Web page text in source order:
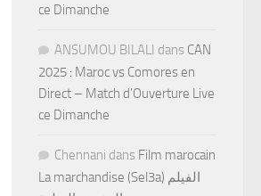
ce Dimanche
ANSUMOU BILALI dans CAN
2025 : Maroc vs Comores en
Direct – Match d’Ouverture Live
ce Dimanche
Chennani dans Film marocain
La marchandise (Sel3a) الفيلم